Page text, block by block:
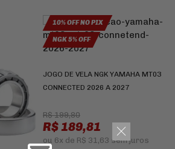
10% OFF NO PIX
NGK 5% OFF
JOGO DE VELA NGK YAMAHA MT03
CONNECTED 2026 A 2027
R$ 199,80
R$ 189,81
ou 6x de R$ 31,63 sem juros